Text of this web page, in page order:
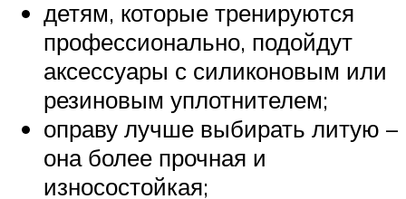
детям, которые тренируются
профессионально, подойдут
аксессуары с силиконовым или
резиновым уплотнителем;
оправу лучше выбирать литую –
она более прочная и
износостойкая;